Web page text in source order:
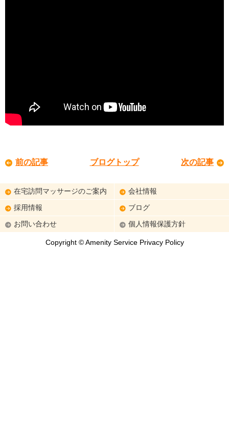
前の記事 ブログトップ 次の記事
在宅訪問マッサージのご案内 会社情報
採用情報 ブログ
お問い合わせ 個人情報保護方針
Copyright © Amenity Service Privacy Policy